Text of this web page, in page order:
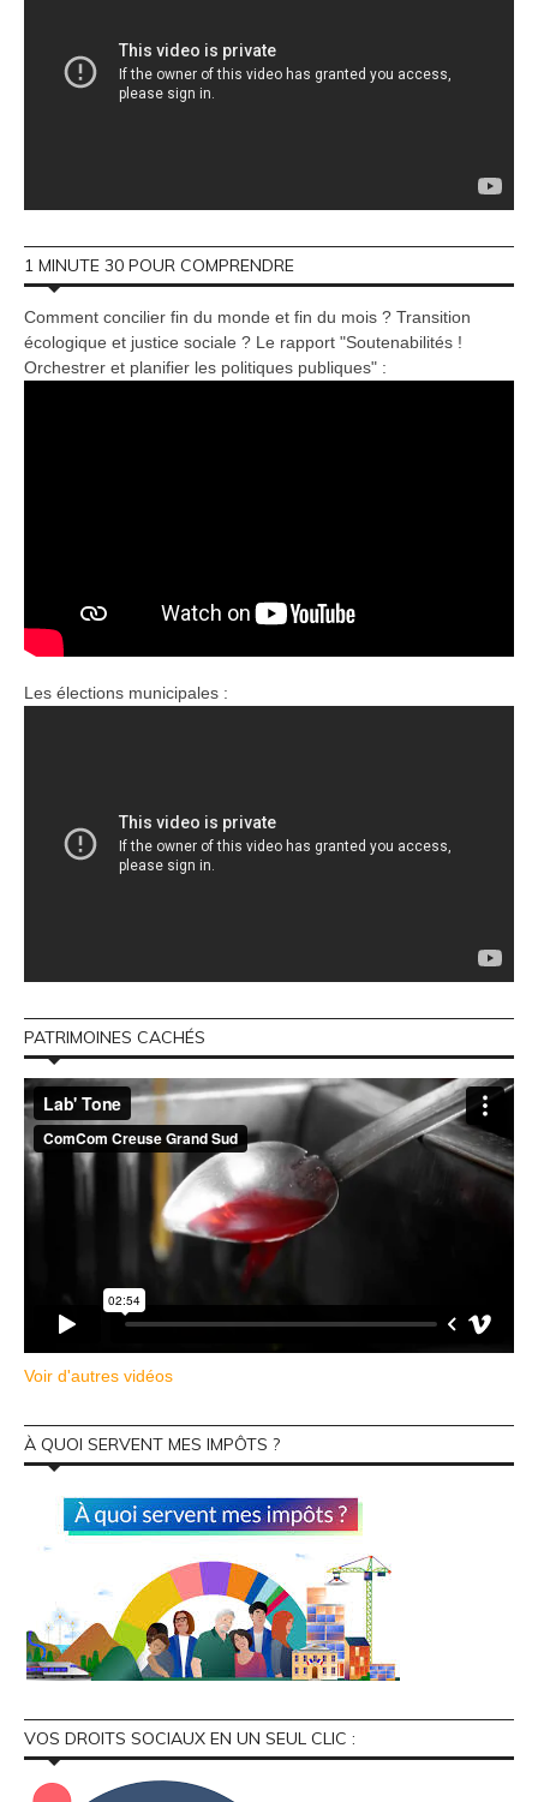
1 MINUTE 30 POUR COMPRENDRE
Comment concilier fin du monde et fin du mois ? Transition
écologique et justice sociale ? Le rapport "Soutenabilités !
Orchestrer et planifier les politiques publiques" :
Les élections municipales :
PATRIMOINES CACHÉS
Voir d'autres vidéos
À QUOI SERVENT MES IMPÔTS ?
VOS DROITS SOCIAUX EN UN SEUL CLIC :